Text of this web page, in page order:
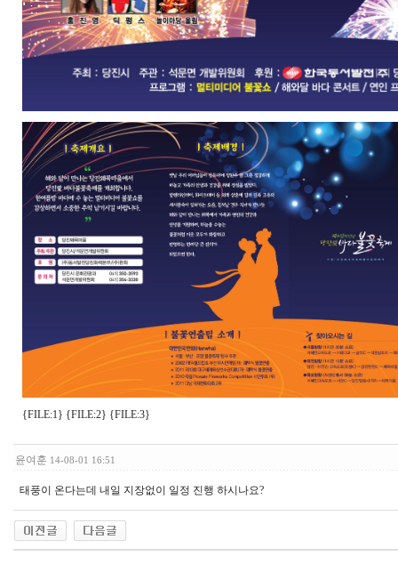
{FILE:1} {FILE:2} {FILE:3}
윤여훈 14-08-01 16:51
태풍이 온다는데 내일 지장없이 일정 진행 하시나요?